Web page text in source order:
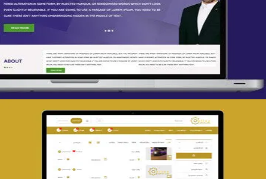
تصميم spring life
تصميم حراج مهنى